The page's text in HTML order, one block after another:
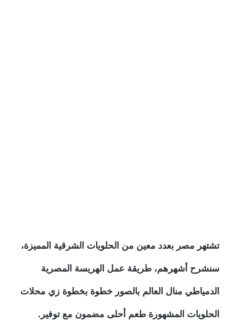
تشتهر مصر بعدد معين من الحلويات الشرقية المميزة،
سنشرح أشهرهم، طريقة عمل الهريسة المصرية
الدمياطي منال العالم بالصور خطوة بخطوة زي محلات
الحلويات المشهورة طعم أحلى مضمون مع توفير.